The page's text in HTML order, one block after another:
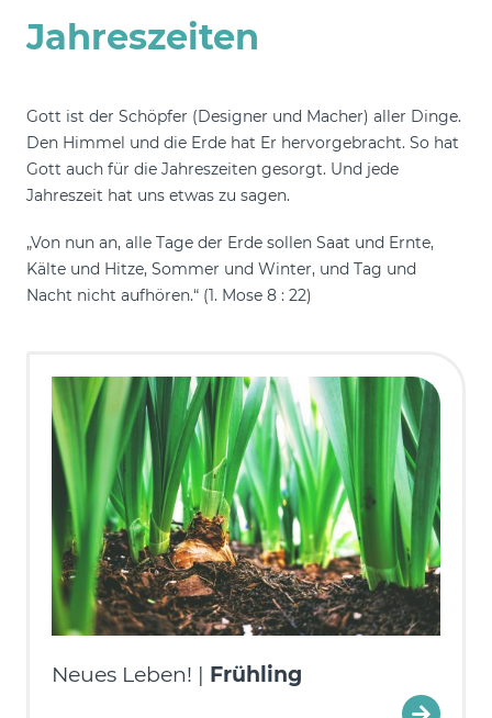
Jahreszeiten
Gott ist der Schöpfer (Designer und Macher) aller Dinge.
Den Himmel und die Erde hat Er hervorgebracht. So hat
Gott auch für die Jahreszeiten gesorgt. Und jede
Jahreszeit hat uns etwas zu sagen.
„Von nun an, alle Tage der Erde sollen Saat und Ernte,
Kälte und Hitze, Sommer und Winter, und Tag und
Nacht nicht aufhören.“ (1. Mose 8 : 22)
Neues Leben! | Frühling